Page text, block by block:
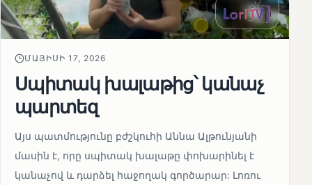
ՄԱՅԻՍԻ 17, 2026
Սպիտակ խալաթից՝ կանաչ
պարտեզ
Այս պատմությունը բժշկուհի Աննա Ալթունյանի
մասին է, որը սպիտակ խալաթը փոխարինել է
կանաչով և դարձել հաջողակ գործարար: Լոռու